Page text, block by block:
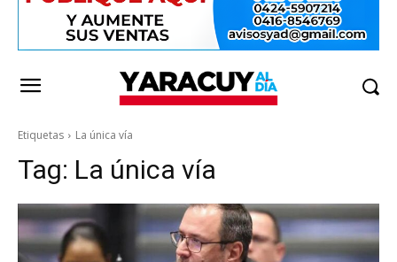
Etiquetas La única vía
Tag: La única vía